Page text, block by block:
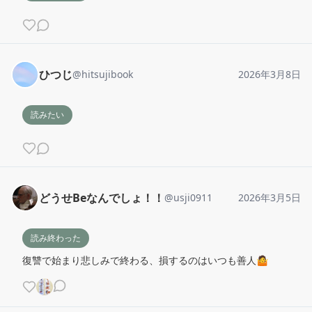
ひつじ@hitsujibook 2026年3月8日
読みたい
どうせBeなんでしょ！！ @usji0911 2026年3月5日
読み終わった
復讐で始まり悲しみで終わる、損するのはいつも善人🤷